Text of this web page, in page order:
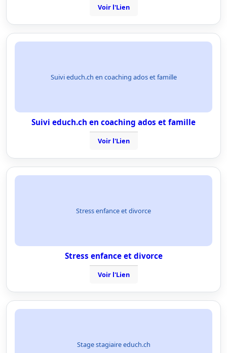
Voir l'Lien
Suivi educh.ch en coaching ados et famille
Suivi educh.ch en coaching ados et famille
Voir l'Lien
Stress enfance et divorce
Stress enfance et divorce
Voir l'Lien
Stage stagiaire educh.ch